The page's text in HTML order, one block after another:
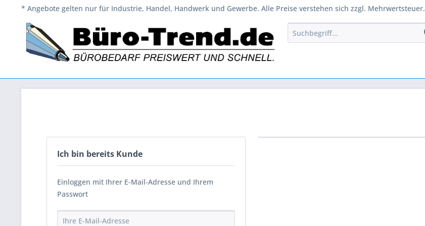
* Angebote gelten nur für Industrie, Handel, Handwerk und Gewerbe. Alle Preise verstehen sich zzgl. Mehrwertsteuer.
Ich bin bereits Kunde
Einloggen mit Ihrer E-Mail-Adresse und Ihrem
Passwort